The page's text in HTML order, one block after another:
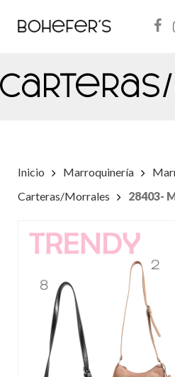
content
Inicio Marroquinería
Carteras/Morrales
28403-